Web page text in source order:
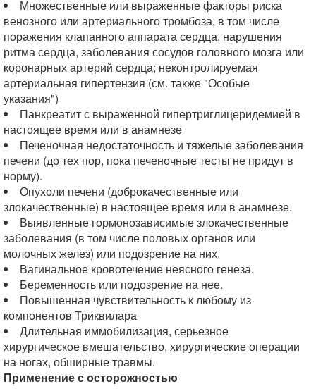
Множественные или выраженные факторы риска
венозного или артериального тромбоза, в том числе
поражения клапанного аппарата сердца, нарушения
ритма сердца, заболевания сосудов головного мозга или
коронарных артерий сердца; неконтролируемая
артериальная гипертензия (см. также "Особые
указания")
Панкреатит с выраженной гипертриглицеридемией в
настоящее время или в анамнезе
Печеночная недостаточность и тяжелые заболевания
печени (до тех пор, пока печеночные тесты не придут в
норму).
Опухоли печени (доброкачественные или
злокачественные) в настоящее время или в анамнезе.
Выявленные гормонозависимые злокачественные
заболевания (в том числе половых органов или
молочных желез) или подозрение на них.
Вагинальное кровотечение неясного генеза.
Беременность или подозрение на нее.
Повышенная чувствительность к любому из
компонентов Триквилара
Длительная иммобилизация, серьезное
хирургическое вмешательство, хирургические операции
на ногах, обширные травмы.
Применение с осторожностью